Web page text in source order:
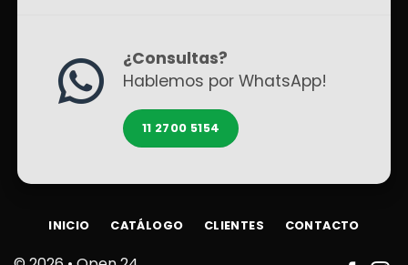
¿Consultas?
Hablemos por WhatsApp!
11 2700 5154
INICIO CATÁLOGO CLIENTES CONTACTO